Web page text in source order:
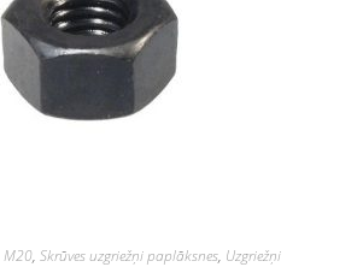
M20, Skrūves uzgriežņi paplāksnes, Uzgriežņi